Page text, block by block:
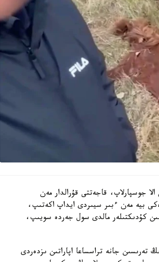
جوسپارلاپ، قاجەتتى قۇرالدار مەن
ەكى بيە مەن ءبىر سيىردى ايداپ اكەتىپ،
كۇدىكتىلەر مالدى سول جەردە سويىپ،
تەرىسىن جانە تراسساعا اپاراتىن ىزدەردى